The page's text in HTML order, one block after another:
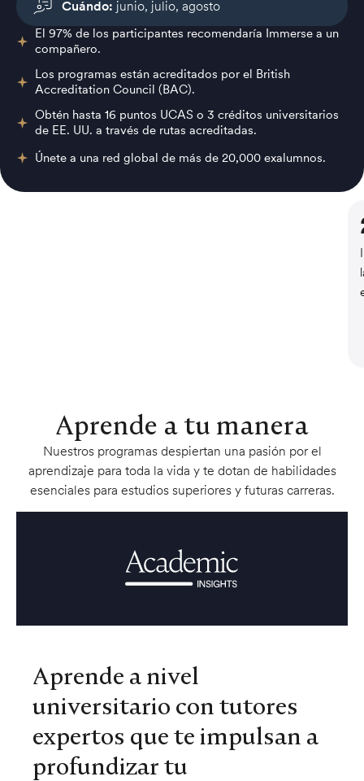
Cuándo: junio, julio, agosto
El 97% de los participantes recomendaría Immerse a un
compañero.
Los programas están acreditados por el British
Accreditation Council (BAC).
Obtén hasta 16 puntos UCAS o 3 créditos universitarios
de EE. UU. a través de rutas acreditadas.
Únete a una red global de más de 20,000 exalumnos.
Aprende a tu manera
Nuestros programas despiertan una pasión por el
aprendizaje para toda la vida y te dotan de habilidades
esenciales para estudios superiores y futuras carreras.
Aprende a nivel
universitario con tutores
expertos que te impulsan a
profundizar tu